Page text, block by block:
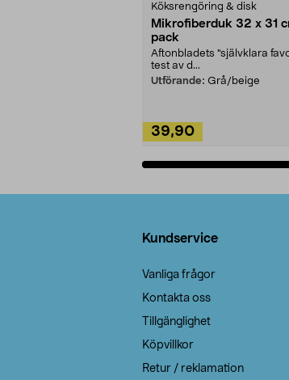
Köksrengöring & disk
Mikrofiberduk 32 x 31
pack
Aftonbladets "självklara
test av d...
Utförande: Grå/beige
39,90
Kundservice
Vanliga frågor
Kontakta oss
Tillgänglighet
Köpvillkor
Retur / reklamation